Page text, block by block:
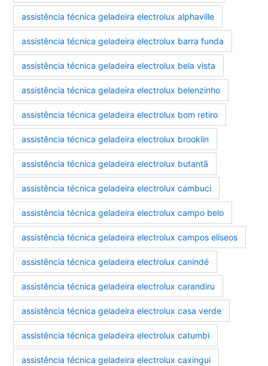
assistência técnica geladeira electrolux alphaville
assistência técnica geladeira electrolux barra funda
assistência técnica geladeira electrolux bela vista
assistência técnica geladeira electrolux belenzinho
assistência técnica geladeira electrolux bom retiro
assistência técnica geladeira electrolux brooklin
assistência técnica geladeira electrolux butantã
assistência técnica geladeira electrolux cambuci
assistência técnica geladeira electrolux campo belo
assistência técnica geladeira electrolux campos elíseos
assistência técnica geladeira electrolux canindé
assistência técnica geladeira electrolux carandiru
assistência técnica geladeira electrolux casa verde
assistência técnica geladeira electrolux catumbi
assistência técnica geladeira electrolux caxingui